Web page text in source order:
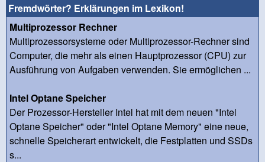
Fremdwörter? Erklärungen im Lexikon!
Multiprozessor Rechner
Multiprozessorsysteme oder Multiprozessor-Rechner sind
Computer, die mehr als einen Hauptprozessor (CPU) zur
Ausführung von Aufgaben verwenden. Sie ermöglichen ...
Intel Optane Speicher
Der Prozessor-Hersteller Intel hat mit dem neuen "Intel
Optane Speicher" oder "Intel Optane Memory" eine neue,
schnelle Speicherart entwickelt, die Festplatten und SSDs
s...